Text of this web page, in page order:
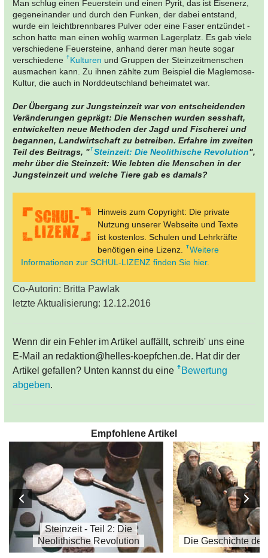
Man schlug einen Feuerstein und einen Pyrit, das ist Eisenerz,
gegeneinander und durch den Funken, der dabei entstand,
wurde ein leichtbrennbares Pulver oder eine Faser entzündet -
schon hatte man einen wohlig warmen Lagerplatz. Es gab viele
verschiedene Feuersteine, anhand derer man heute sogar
verschiedene
Kulturen und Gruppen der Steinzeitmenschen
ausmachen kann. Zu ihnen zählte zum Beispiel die Maglemose-
Kultur, die auch in Norddeutschland beheimatet war.
Der Übergang zur Jungsteinzeit war von entscheidenden
Veränderungen geprägt: Die Menschen wurden sesshaft,
entwickelten neue Methoden der Jagd und Fischerei und
begannen, Landwirtschaft zu betreiben. Erfahre im zweiten
Teil des Beitrags, " Steinzeit: Die Neolithische Revolution",
mehr über die Steinzeit: Wie lebten die Menschen in der
Jungsteinzeit und welche Tiere gab es damals?
Hinweis zum Copyright: Die private
Nutzung unserer Webseite und Texte
ist kostenlos. Schulen und Lehrkräfte
benötigen eine Lizenz.
Weitere
Informationen zur SCHUL-LIZENZ finden Sie hier.
Co-Autorin: Britta Pawlak
letzte Aktualisierung: 12.12.2016
Wenn dir ein Fehler im Artikel auffällt, schreib' uns eine
E-Mail an redaktion@helles-koepfchen.de. Hat dir der
Artikel gefallen? Unten kannst du eine
Bewertung
abgeben.
Empfohlene Artikel
Steinzeit - Teil 2: Die
Neolithische Revolution
Die Geschichte